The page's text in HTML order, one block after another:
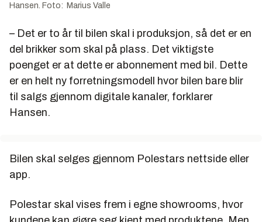
Hansen. Foto: Marius Valle
– Det er to år til bilen skal i produksjon, så det er en
del brikker som skal på plass. Det viktigste
poenget er at dette er abonnement med bil. Dette
er en helt ny forretningsmodell hvor bilen bare blir
til salgs gjennom digitale kanaler, forklarer
Hansen.
Bilen skal selges gjennom Polestars nettside eller
app.
Polestar skal vises frem i egne showrooms, hvor